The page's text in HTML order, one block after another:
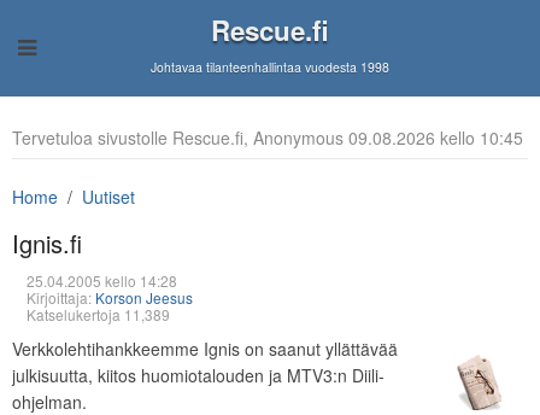
Rescue.fi
Johtavaa tilanteenhallintaa vuodesta 1998
Tervetuloa sivustolle Rescue.fi, Anonymous 09.08.2026 kello 10:45
Home Uutiset
Ignis.fi
25.04.2005 kello 14:28
Kirjoittaja: Korson Jeesus
Katselukertoja 11,389
Verkkolehtihankkeemme Ignis on saanut yllättävää
julkisuutta, kiitos huomiotalouden ja MTV3:n Diili-
ohjelman.